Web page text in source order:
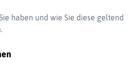
haben und wie Sie diese geltend